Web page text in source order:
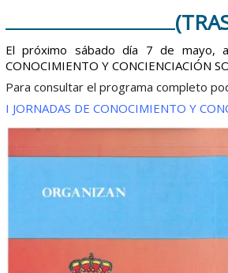
El próximo sábado día 7 de mayo,
CONOCIMIENTO Y CONCIENCIACIÓN
Para consultar el programa completo
I JORNADAS DE CONOCIMIENTO Y